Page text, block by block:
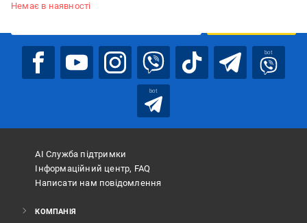
Немає в наявності
bot
bot
АІ Служба підтримки
Інформаційний центр, FAQ
Написати нам повідомлення
КОМПАНІЯ